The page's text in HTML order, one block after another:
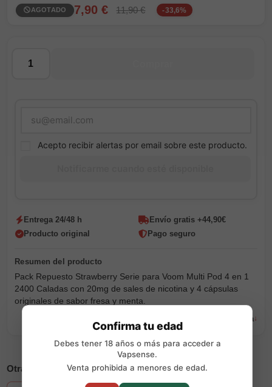
AGOTADO 7,90 € 11,90 € -33,6%
Acepto recibir alertas por email sobre este producto.
Entrega 24/48 h
Envío gratis +44,90€
Producto original
Pago seguro
Pack Repuesto Strawberry Serie para Voom Multi Pod 4 en 1
2400 Caladas con 20mg de sales de nicotina y 4 cápsulas
originales de sabor fresa y menta.
Leer descripción completa
Otras opciones disponibles
Confirma tu edad
Debes tener 18 años o más para acceder a
Vapsense.
Venta prohibida a menores de edad.